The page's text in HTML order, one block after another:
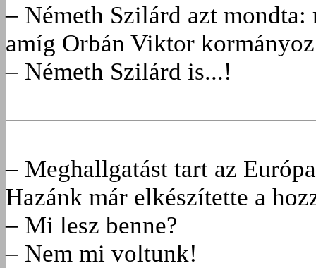
– Németh Szilárd azt
amíg Orbán Viktor
– Németh Szilárd is...!
– Meghallgatást tart az
Hazánk már elkészítette a
– Mi lesz benne?
– Nem mi voltunk!